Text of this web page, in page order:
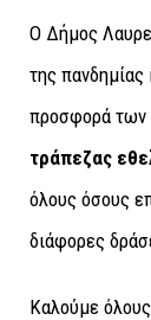
Ο Δήμος
της πανδημίας
προσφορά των
τράπεζας
όλους όσους
διάφορες
Καλούμε